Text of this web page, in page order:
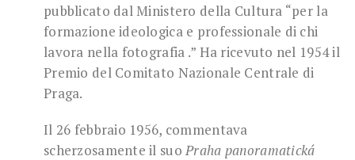
pubblicato dal Ministero della Cultura “per la
formazione ideologica e professionale di chi
lavora nella fotografia .” Ha ricevuto nel 1954 il
Premio del Comitato Nazionale Centrale di
Praga.
Il 26 febbraio 1956, commentava
scherzosamente il suoPraha panoramatická